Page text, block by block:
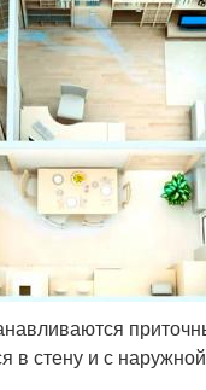
в стену и с